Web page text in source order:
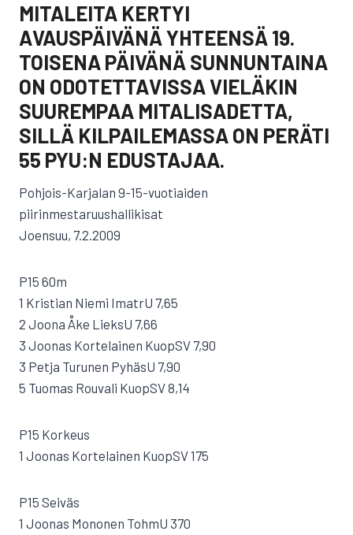
MITALEITA KERTYI
AVAUSPÄIVÄNÄ YHTEENSÄ 19.
TOISENA PÄIVÄNÄ SUNNUNTAINA
ON ODOTETTAVISSA VIELÄKIN
SUUREMPAA MITALISADETTA,
SILLÄ KILPAILEMASSA ON PERÄTI
55 PYU:N EDUSTAJAA.
Pohjois-Karjalan 9-15-vuotiaiden
piirinmestaruushallikisat
Joensuu, 7.2.2009
P15 60m
1 Kristian Niemi ImatrU 7,65
2 Joona Åke LieksU 7,66
3 Joonas Kortelainen KuopSV 7,90
3 Petja Turunen PyhäsU 7,90
5 Tuomas Rouvali KuopSV 8,14
P15 Korkeus
1 Joonas Kortelainen KuopSV 175
P15 Seiväs
1 Joonas Mononen TohmU 370